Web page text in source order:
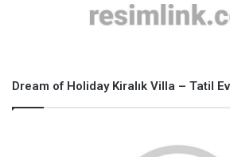
Dream of Holiday Kiralık Villa – Tatil